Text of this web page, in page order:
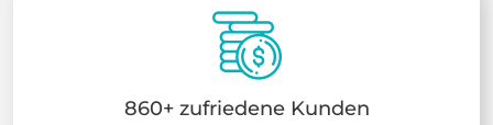
860+ zufriedene Kunden